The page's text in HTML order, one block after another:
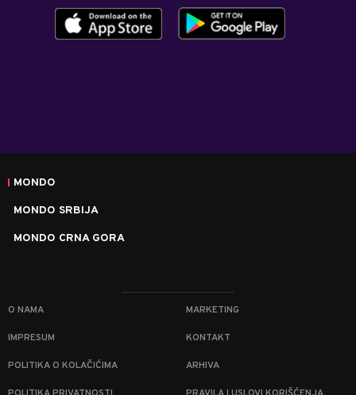
MONDO
MONDO SRBIJA
MONDO CRNA GORA
O NAMA MARKETING
IMPRESUM KONTAKT
POLITIKA O KOLAČIĆIMA ARHIVA